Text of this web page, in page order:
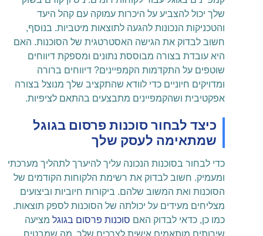
שלך יכול להצביע על היכרות עמוקה עם קהל היעד
והטכניקות הנכונות להגעה לתוצאות מיטביות. בנוסף,
חשוב לבדוק את הגישה האסטרטגית של הסוכנות. האם
היא עובדת בצורה מבוססת נתונים ומספקת דיווחים
שוטפים על התקדמות הקמפיינים? דיווחים ברורה
ומדויקים חיוניים כדי לוודא שהתקציב שלך מנוצל בצורה
אפקטיבית ושהקמפיינים מתבצעים בהתאם לציפיות.
כיצד לבחור סוכנות פרסום בגוגל
שמתאימה לעסק שלך
כדי לבחור בסוכנות הנכונה עליך להיערך לתהליך מערכתי
ומעמיק. חשוב לבדוק את רשימת הלקוחות הקודמים של
הסוכנות ואת המשוב שלהם. ביקורות חיוביות וביצועים
מצליחים מעידים על יכולתה של הסוכנות לספק תוצאות.
כמו כן, כדאי לבדוק האם סוכנות פרסום בגוגל מציעה
שירותים מותאמים אישית לצרכים שלך, מה שמבטיח